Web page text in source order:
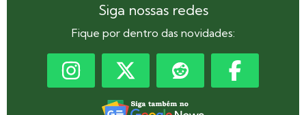
Siga nossas redes
Fique por dentro das novidades: